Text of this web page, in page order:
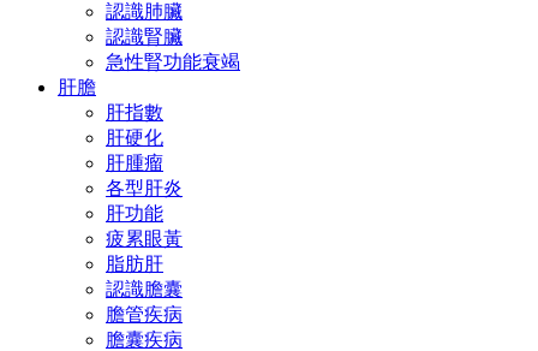
認識肺臟
認識腎臟
急性腎功能衰竭
肝膽
肝指數
肝硬化
肝腫瘤
各型肝炎
肝功能
疲累眼黃
脂肪肝
認識膽囊
膽管疾病
膽囊疾病